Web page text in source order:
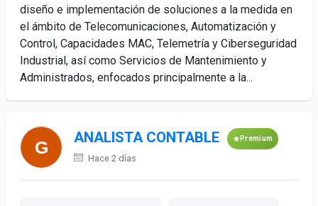
diseño e implementación de soluciones a la medida en
el ámbito de Telecomunicaciones, Automatización y
Control, Capacidades MAC, Telemetría y Ciberseguridad
Industrial, así como Servicios de Mantenimiento y
Administrados, enfocados principalmente a la...
ANALISTA CONTABLE Premium
Hace 2 días